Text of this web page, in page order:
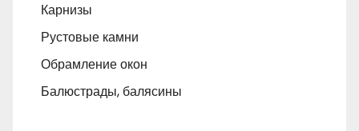
Карнизы
Рустовые камни
Обрамление окон
Балюстрады, балясины